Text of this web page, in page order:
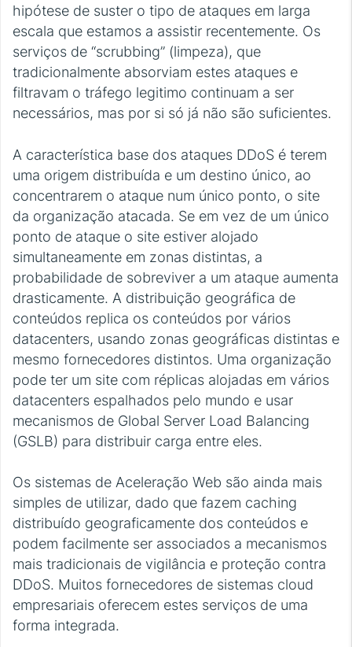
hipótese de suster o tipo de ataques em larga
escala que estamos a assistir recentemente. Os
serviços de “scrubbing” (limpeza), que
tradicionalmente absorviam estes ataques e
filtravam o tráfego legitimo continuam a ser
necessários, mas por si só já não são suficientes.
A característica base dos ataques DDoS é terem
uma origem distribuída e um destino único, ao
concentrarem o ataque num único ponto, o site
da organização atacada. Se em vez de um único
ponto de ataque o site estiver alojado
simultaneamente em zonas distintas, a
probabilidade de sobreviver a um ataque aumenta
drasticamente. A distribuição geográfica de
conteúdos replica os conteúdos por vários
datacenters, usando zonas geográficas distintas e
mesmo fornecedores distintos. Uma organização
pode ter um site com réplicas alojadas em vários
datacenters espalhados pelo mundo e usar
mecanismos de Global Server Load Balancing
(GSLB) para distribuir carga entre eles.
Os sistemas de Aceleração Web são ainda mais
simples de utilizar, dado que fazem caching
distribuído geograficamente dos conteúdos e
podem facilmente ser associados a mecanismos
mais tradicionais de vigilância e proteção contra
DDoS. Muitos fornecedores de sistemas cloud
empresariais oferecem estes serviços de uma
forma integrada.